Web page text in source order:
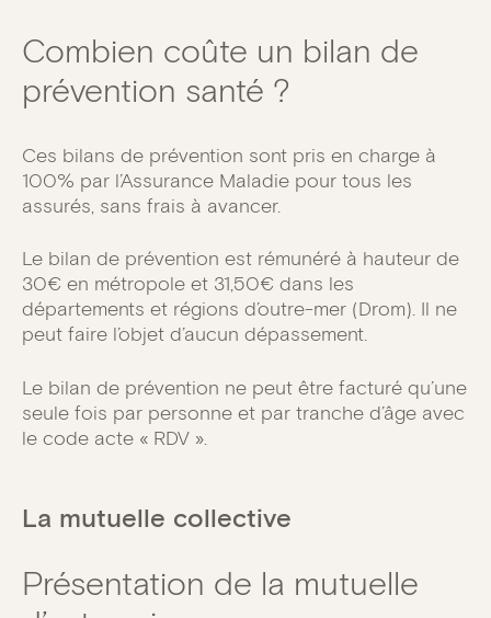
Combien coûte un bilan de
prévention santé ?
Ces bilans de prévention sont pris en charge à
100% par l’Assurance Maladie pour tous les
assurés, sans frais à avancer.
Le bilan de prévention est rémunéré à hauteur de
30€ en métropole et 31,50€ dans les
départements et régions d’outre-mer (Drom). Il ne
peut faire l’objet d’aucun dépassement.
Le bilan de prévention ne peut être facturé qu’une
seule fois par personne et par tranche d’âge avec
le code acte « RDV ».
La mutuelle collective
Présentation de la mutuelle